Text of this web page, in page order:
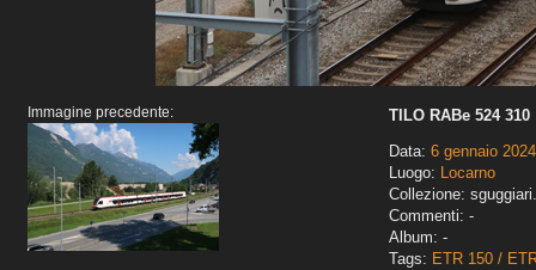
Immagine precedente:
TILO RABe 524 310
Data: 6 gennaio 2024
Luogo: Locarno
Collezione:
Commenti: -
Album: -
Tags: ETR 150 /